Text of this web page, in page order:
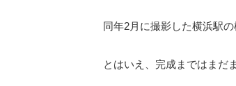
同年2月に撮影した横浜駅
とはいえ、完成まではまだ